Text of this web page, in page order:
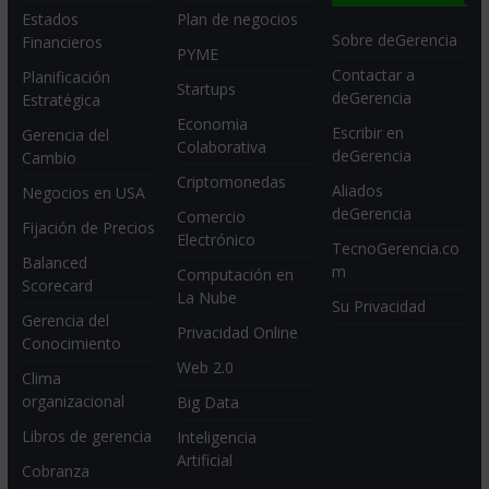
Estados
Financieros
Planificación
Estratégica
Gerencia del
Cambio
Negocios en USA
Fijación de Precios
Balanced
Scorecard
Gerencia del
Conocimiento
Clima
organizacional
Libros de gerencia
Cobranza
Plan de negocios
PYME
Startups
Economia
Colaborativa
Criptomonedas
Comercio
Electrónico
Computación en
La Nube
Privacidad Online
Web 2.0
Big Data
Inteligencia
Artificial
Sobre deGerencia
Contactar a
deGerencia
Escribir en
deGerencia
Aliados
deGerencia
TecnoGerencia.co
m
Su Privacidad